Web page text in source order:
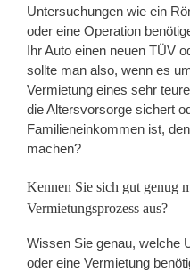
Untersuchungen wie ein
oder eine Operation
Ihr Auto einen neuen TÜV
sollte man also, wenn es
Vermietung eines sehr
die Altersvorsorge sichert
Familieneinkommen ist,
machen?
Kennen Sie sich gut genug
Vermietungsprozess aus?
Wissen Sie genau, welche
oder eine Vermietung